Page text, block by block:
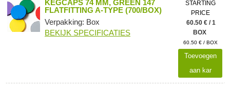
KEGCAPS 74 MM, GREEN 147
FLATFITTING A-TYPE (700/BOX)
Verpakking: Box
BEKIJK SPECIFICATIES
STARTING
PRICE
60.50 € / 1
BOX
60.50 € / BOX
Toevoegen
aan kar